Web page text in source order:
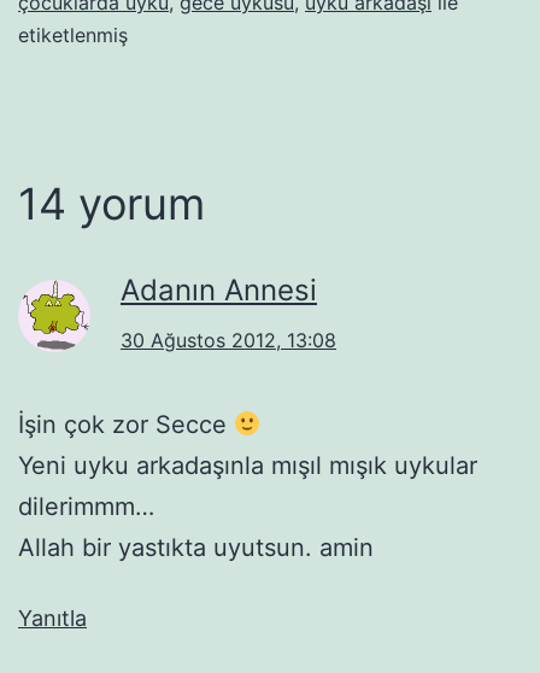
etiketlenmiş
14 yorum
Adanın Annesi
30 Ağustos 2012, 13:08
İşin çok zor Secce
Yeni uyku arkadaşınla mışıl mışık uykular
dilerimmm…
Allah bir yastıkta uyutsun. amin
Yanıtla